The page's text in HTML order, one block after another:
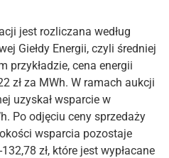
jest rozliczana według
Giełdy Energii, czyli średniej
przykładzie, cena energii
zł za MWh. W ramach aukcji
uzyskał wsparcie w
Po odjęciu ceny sprzedaży
wsparcia pozostaje
zł, które jest wypłacane